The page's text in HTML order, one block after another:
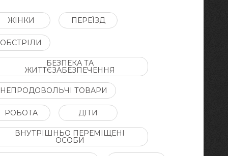
ЖІНКИ ПЕРЕЇЗД
ОБСТРІЛИ
БЕЗПЕКА ТА
ЖИТТЄЗАБЕЗПЕЧЕННЯ
НЕПРОДОВОЛЬЧІ ТОВАРИ
РОБОТА ДІТИ
ВНУТРІШНЬО ПЕРЕМІЩЕНІ
ОСОБИ